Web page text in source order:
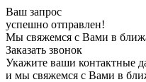
Ваш запрос
успешно отправлен!
Мы свяжемся с Вами в
Заказать звонок
Укажите ваши контактные
и мы свяжемся с Вами в